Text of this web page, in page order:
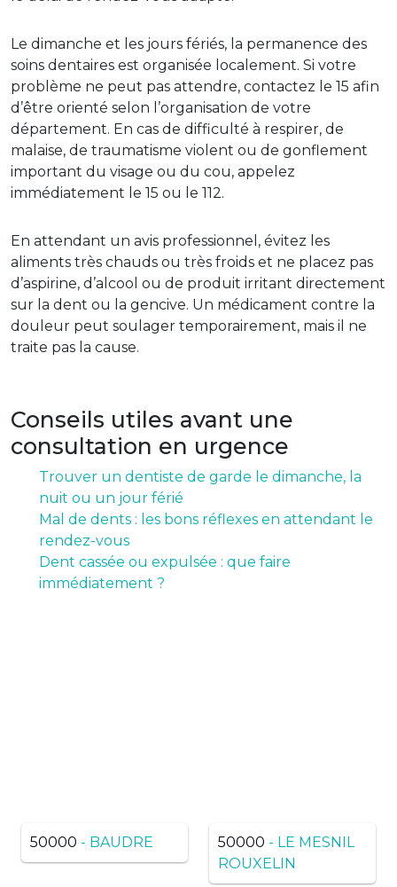
Le dimanche et les jours fériés, la permanence des
soins dentaires est organisée localement. Si votre
problème ne peut pas attendre, contactez le 15 afin
d’être orienté selon l’organisation de votre
département. En cas de difficulté à respirer, de
malaise, de traumatisme violent ou de gonflement
important du visage ou du cou, appelez
immédiatement le 15 ou le 112.
En attendant un avis professionnel, évitez les
aliments très chauds ou très froids et ne placez pas
d’aspirine, d’alcool ou de produit irritant directement
sur la dent ou la gencive. Un médicament contre la
douleur peut soulager temporairement, mais il ne
traite pas la cause.
Conseils utiles avant une
consultation en urgence
Trouver un dentiste de garde le dimanche, la
nuit ou un jour férié
Mal de dents : les bons réflexes en attendant le
rendez-vous
Dent cassée ou expulsée : que faire
immédiatement ?
50000 - BAUDRE 50000 - LE MESNIL
ROUXELIN